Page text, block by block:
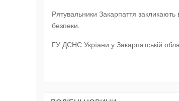
Рятувальники Закарпаття
безпеки.
ГУ ДСНС Укрїани у Закарпатській